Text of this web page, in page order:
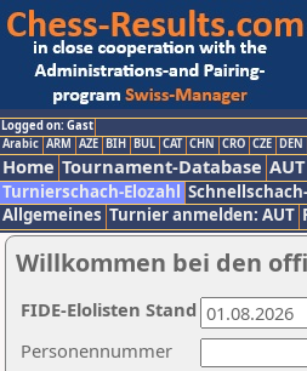
Logged on: Gast
Arabic ARM AZE BIH BUL CAT CHN CRO CZE DEN
Home Tournament-Database
Turnierschach-Elozahl
Allgemeines Turnier anmelden: AUT
Willkommen bei den
Personennummer
FIDE-Elolisten Stand